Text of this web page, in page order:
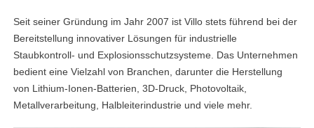
Seit seiner Gründung im Jahr 2007 ist Villo stets führend bei der
Bereitstellung innovativer Lösungen für industrielle
Staubkontroll- und Explosionsschutzsysteme. Das Unternehmen
bedient eine Vielzahl von Branchen, darunter die Herstellung
von Lithium-Ionen-Batterien, 3D-Druck, Photovoltaik,
Metallverarbeitung, Halbleiterindustrie und viele mehr.